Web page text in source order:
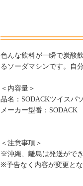
色んな飲料が一瞬で炭酸
るソーダマシンです。自
＜内容量＞
品名：SODACKツイスパ
メーカー型番：SODACK
＜注意事項＞
※沖縄、離島は発送ができ
※予告なく内容が変更とな